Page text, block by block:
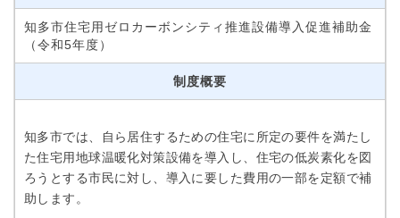
知多市住宅用ゼロカーボンシティ推進設備導入促進補助金
（令和5年度）
制度概要
知多市では、自ら居住するための住宅に所定の要件を満たし
た住宅用地球温暖化対策設備を導入し、住宅の低炭素化を図
ろうとする市民に対し、導入に要した費用の一部を定額で補
助します。